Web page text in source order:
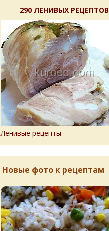
290 ЛЕНИВЫХ РЕЦЕПТОВ
Ленивые рецепты
Новые фото к рецептам